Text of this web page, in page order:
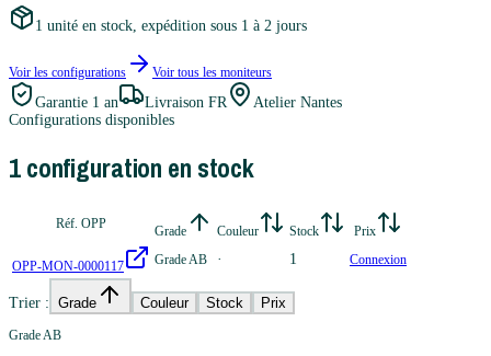
1 unité en stock, expédition sous 1 à 2 jours
Voir les configurations Voir tous les moniteurs
Garantie 1 an Livraison FR
Atelier Nantes
Configurations disponibles
1configuration en stock
Réf. OPP Grade Couleur Stock Prix
OPP-MON-0000117 Grade AB · 1 Connexion
Trier : Grade Couleur Stock Prix
Grade AB